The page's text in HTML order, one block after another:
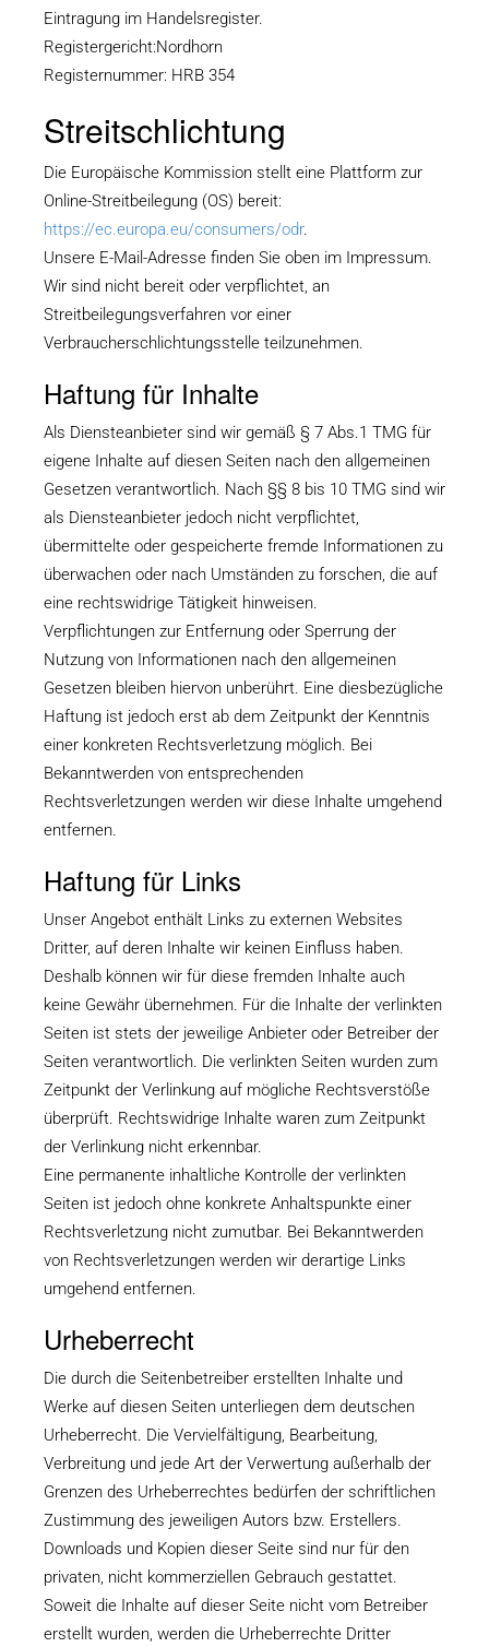
Eintragung im Handelsregister.
Registergericht:Nordhorn
Registernummer: HRB 354
Streitschlichtung
Die Europäische Kommission stellt eine Plattform zur
Online-Streitbeilegung (OS) bereit:
https://ec.europa.eu/consumers/odr.
Unsere E-Mail-Adresse finden Sie oben im Impressum.
Wir sind nicht bereit oder verpflichtet, an
Streitbeilegungsverfahren vor einer
Verbraucherschlichtungsstelle teilzunehmen.
Haftung für Inhalte
Als Diensteanbieter sind wir gemäß § 7 Abs.1 TMG für
eigene Inhalte auf diesen Seiten nach den allgemeinen
Gesetzen verantwortlich. Nach §§ 8 bis 10 TMG sind wir
als Diensteanbieter jedoch nicht verpflichtet,
übermittelte oder gespeicherte fremde Informationen zu
überwachen oder nach Umständen zu forschen, die auf
eine rechtswidrige Tätigkeit hinweisen.
Verpflichtungen zur Entfernung oder Sperrung der
Nutzung von Informationen nach den allgemeinen
Gesetzen bleiben hiervon unberührt. Eine diesbezügliche
Haftung ist jedoch erst ab dem Zeitpunkt der Kenntnis
einer konkreten Rechtsverletzung möglich. Bei
Bekanntwerden von entsprechenden
Rechtsverletzungen werden wir diese Inhalte umgehend
entfernen.
Haftung für Links
Unser Angebot enthält Links zu externen Websites
Dritter, auf deren Inhalte wir keinen Einfluss haben.
Deshalb können wir für diese fremden Inhalte auch
keine Gewähr übernehmen. Für die Inhalte der verlinkten
Seiten ist stets der jeweilige Anbieter oder Betreiber der
Seiten verantwortlich. Die verlinkten Seiten wurden zum
Zeitpunkt der Verlinkung auf mögliche Rechtsverstöße
überprüft. Rechtswidrige Inhalte waren zum Zeitpunkt
der Verlinkung nicht erkennbar.
Eine permanente inhaltliche Kontrolle der verlinkten
Seiten ist jedoch ohne konkrete Anhaltspunkte einer
Rechtsverletzung nicht zumutbar. Bei Bekanntwerden
von Rechtsverletzungen werden wir derartige Links
umgehend entfernen.
Urheberrecht
Die durch die Seitenbetreiber erstellten Inhalte und
Werke auf diesen Seiten unterliegen dem deutschen
Urheberrecht. Die Vervielfältigung, Bearbeitung,
Verbreitung und jede Art der Verwertung außerhalb der
Grenzen des Urheberrechtes bedürfen der schriftlichen
Zustimmung des jeweiligen Autors bzw. Erstellers.
Downloads und Kopien dieser Seite sind nur für den
privaten, nicht kommerziellen Gebrauch gestattet.
Soweit die Inhalte auf dieser Seite nicht vom Betreiber
erstellt wurden, werden die Urheberrechte Dritter